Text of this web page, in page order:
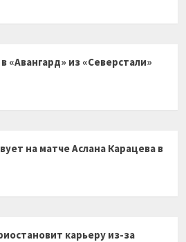
«Авангард» из «Северстали»
на матче Аслана Карацева в
карьеру из-за